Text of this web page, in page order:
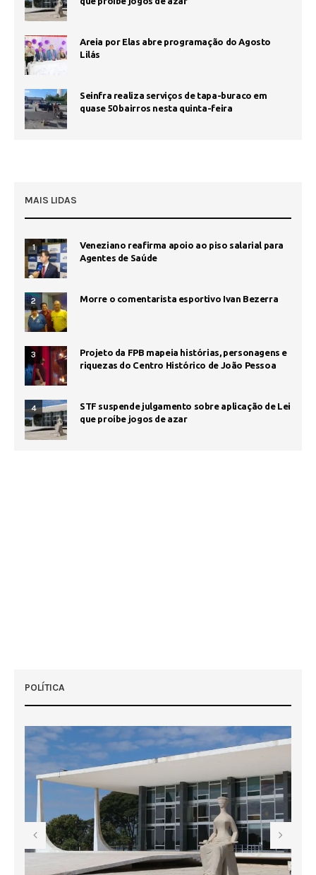
Areia por Elas abre programação do Agosto
Lilás
Seinfra realiza serviços de tapa-buraco em
quase 50 bairros nesta quinta-feira
MAIS LIDAS
1
Veneziano reafirma apoio ao piso salarial para
Agentes de Saúde
2 Morre o comentarista esportivo Ivan Bezerra
3
Projeto da FPB mapeia histórias, personagens e
riquezas do Centro Histórico de João Pessoa
4
STF suspende julgamento sobre aplicação de Lei
que proíbe jogos de azar
POLÍTICA